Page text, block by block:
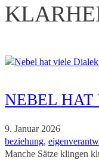
NEBEL
9. Januar 2026
beziehung,
Manche Sätze klingen